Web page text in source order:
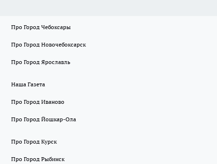
Про Город Чебоксары
Про Город Новочебоксарск
Про Город Ярославль
Наша Газета
Про Город Иваново
Про Город Йошкар-Ола
Про Город Курск
Про Город Рыбинск